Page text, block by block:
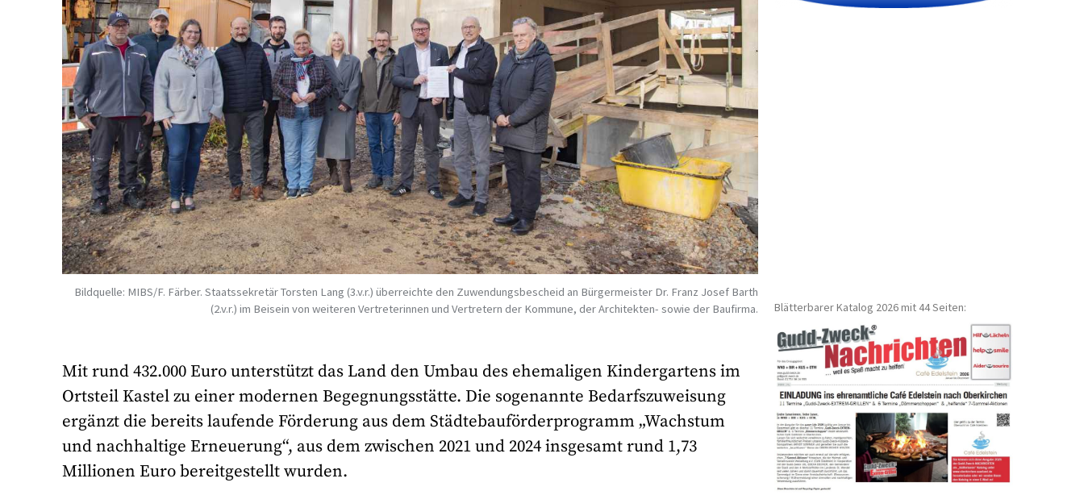
Bildquelle: MIBS/F. Färber. Staatssekretär Torsten Lang (3.v.r.) überreichte den Zuwendungsbescheid an Bürgermeister Dr. Franz Josef Barth
(2.v.r.) im Beisein von weiteren Vertreterinnen und Vertretern der Kommune, der Architekten- sowie der Baufirma.
Mit rund 432.000 Euro unterstützt das Land den Umbau des ehemaligen Kindergartens im
Ortsteil Kastel zu einer modernen Begegnungsstätte. Die sogenannte Bedarfszuweisung
ergänzt die bereits laufende Förderung aus dem Städtebauförderprogramm „Wachstum
und nachhaltige Erneuerung“, aus dem zwischen 2021 und 2024 insgesamt rund 1,73
Millionen Euro bereitgestellt wurden.
Blätterbarer Katalog 2026 mit 44 Seiten: